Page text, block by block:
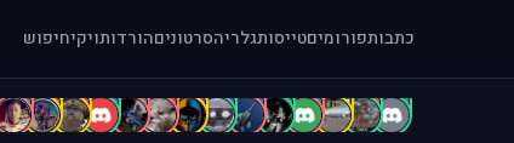
כתבותפורומיםטייסותגלריהסרטוניםהורדותויקיחיפוש
.
1
[
a
A
A
a
A
A
A
b
B
B
B